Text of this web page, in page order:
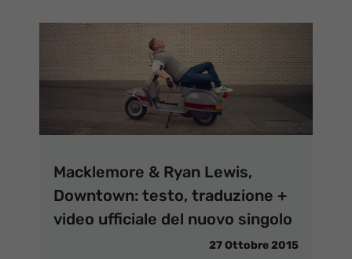
Macklemore & Ryan Lewis,
Downtown: testo, traduzione +
video ufficiale del nuovo singolo
27 Ottobre 2015